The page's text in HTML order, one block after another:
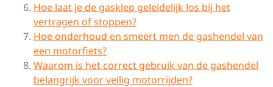
Hoe laat je de gasklep geleidelijk los bij het
vertragen of stoppen?
Hoe onderhoud en smeert men de gashendel van
een motorfiets?
Waarom is het correct gebruik van de gashendel
belangrijk voor veilig motorrijden?